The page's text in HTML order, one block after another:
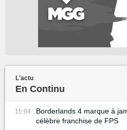
L'actu
En Continu
15:04
Borderlands 4 marque à
célèbre franchise de FPS